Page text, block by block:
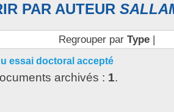
PAR AUTEUR
Regrouper par Type|
essai doctoral accepté
archivés : 1.